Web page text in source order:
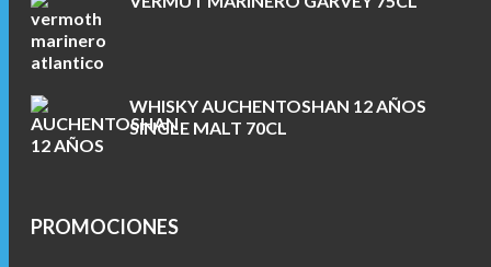
WHISKY AUCHENTOSHAN 12 AÑOS
SINGLE MALT 70CL
PROMOCIONES